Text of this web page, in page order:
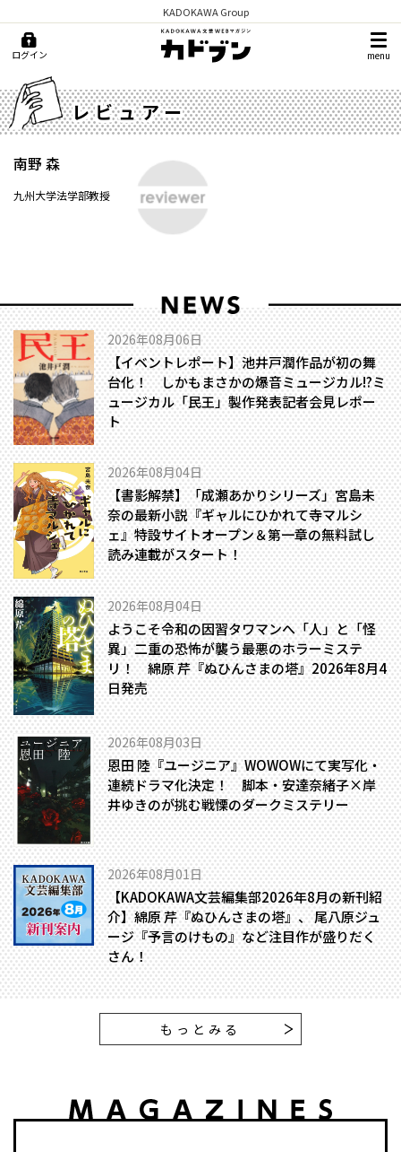
KADOKAWA Group
ログイン menu
レビュアー
南野 森
九州大学法学部教授
2026年08月06日
【イベントレポート】池井戸潤作品が初の舞
台化！ しかもまさかの爆音ミュージカル!?――ミ
ュージカル「民王」製作発表記者会見レポー
ト
2026年08月04日
【書影解禁】「成瀬あかりシリーズ」宮島未
奈の最新小説『ギャルにひかれて寺マルシ
ェ』特設サイトオープン＆第一章の無料試し
読み連載がスタート！
2026年08月04日
ようこそ令和の因習タワマンへ――「人」と「怪
異」二重の恐怖が襲う最悪のホラーミステ
リ！ 綿原 芹『ぬひんさまの塔』2026年8月4
日発売
2026年08月03日
恩田 陸『ユージニア』WOWOWにて実写化・
連続ドラマ化決定！ 脚本・安達奈緒子×岸
井ゆきのが挑む戦慄のダークミステリー
2026年08月01日
【KADOKAWA文芸編集部2026年8月の新刊紹
介】綿原 芹『ぬひんさまの塔』、 尾八原ジュ
ージ『予言のけもの』など注目作が盛りだく
さん！
もっとみる